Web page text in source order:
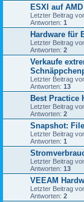
ESXI auf
Letzter Beitrag
Antworten: 1
Hardware für
Letzter Beitrag
Antworten: 2
Verkaufe
Letzter Beitrag
Antworten: 13
Best Practice
Letzter Beitrag
Antworten: 2
Snapshot:
Letzter Beitrag
Antworten: 1
Letzter Beitrag
Antworten: 13
VEEAM
Letzter Beitrag
Antworten: 2